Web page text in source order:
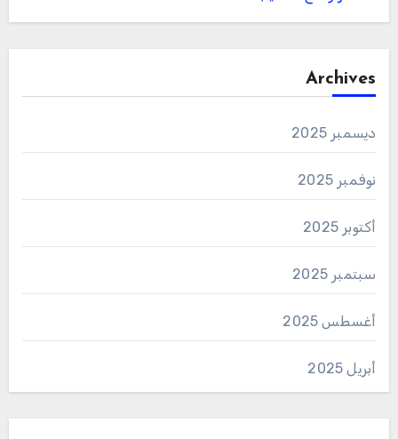
Archives
ديسمبر 2025
نوفمبر 2025
أكتوبر 2025
سبتمبر 2025
أغسطس 2025
أبريل 2025